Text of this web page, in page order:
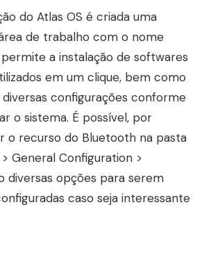
do Atlas OS é criada uma
de trabalho com o nome
permite a instalação de softwares
em um clique, bem como
configurações conforme
o sistema. É possível, por
o recurso do Bluetooth na pasta
General Configuration >
diversas opções para serem
caso seja interessante